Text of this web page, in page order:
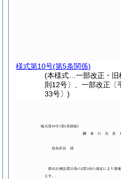
様式第10号(第5条関係)
(本様式…一部改正・
則12号〕、一部改正〔
33号〕)